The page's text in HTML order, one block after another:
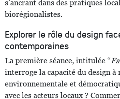
s’ancrant dans des pratiques
biorégionalistes.
Explorer le rôle du design
contemporaines
La première séance, intitulée “
interroge la capacité du design à
environnementale et
avec les acteurs locaux ?